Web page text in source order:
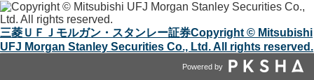
三菱ＵＦＪモルガン・スタンレー証券Copyright © Mitsubishi
UFJ Morgan Stanley Securities Co., Ltd. All rights reserved.
Powered by